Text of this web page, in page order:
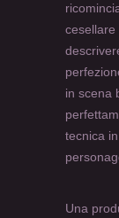
cesellare
in scena
tecnica
Una